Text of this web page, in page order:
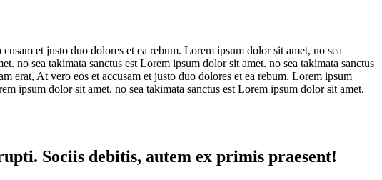
et justo duo dolores et ea rebum. Lorem ipsum dolor sit amet, no sea
no sea takimata sanctus est Lorem ipsum dolor sit amet. no sea takimata sanctus
erat, At vero eos et accusam et justo duo dolores et ea rebum. Lorem ipsum
ipsum dolor sit amet. no sea takimata sanctus est Lorem ipsum dolor sit amet.
Sociis debitis, autem ex primis praesent!